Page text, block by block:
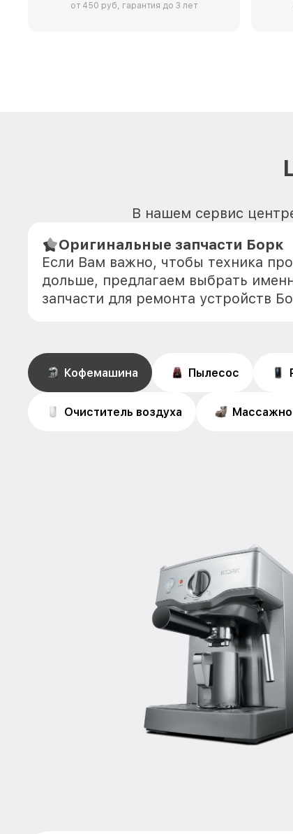
от 450 руб, гарантия до 3 лет
В нашем сервис
Оригинальные запчасти Борк
Если Вам важно, чтобы техника
дольше, предлагаем выбрать
запчасти для ремонта устройств
Кофемашина Пылесос
Очиститель воздуха